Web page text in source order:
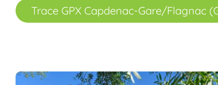
Trace GPX Capdenac-Gare/Flagnac